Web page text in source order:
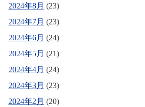
2024年8月 (23)
2024年7月 (23)
2024年6月 (24)
2024年5月 (21)
2024年4月 (24)
2024年3月 (23)
2024年2月 (20)